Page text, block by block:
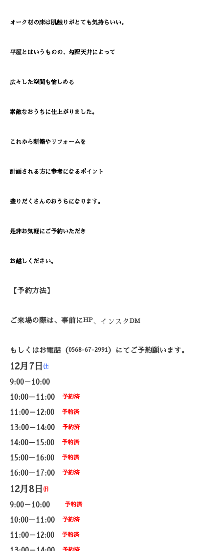
オーク材の床は肌触りがとても気持ちいい。
平屋とはいうものの、勾配天井によって
広々した空間も愉しめる
素敵なおうちに仕上がりました。
これから新築やリフォームを
計画される方に参考になるポイント
盛りだくさんのおうちになります。
是非お気軽にご予約いただき
お越しください。
【予約方法】
ご来場の際は、事前にHP、インスタ DM
もしくはお電話（0568-67-2991 ）にてご予約願います。
12月7日 ㈯
9:00－10:00
10:00－11:00 予約済
11:00－12:00 予約済
13:00－14:00 予約済
14:00－15:00 予約済
15:00－16:00 予約済
16:00－17:00 予約済
12月8日 ㈰
9:00－10:00 予約済
10:00－11:00 予約済
11:00－12:00 予約済
予約済